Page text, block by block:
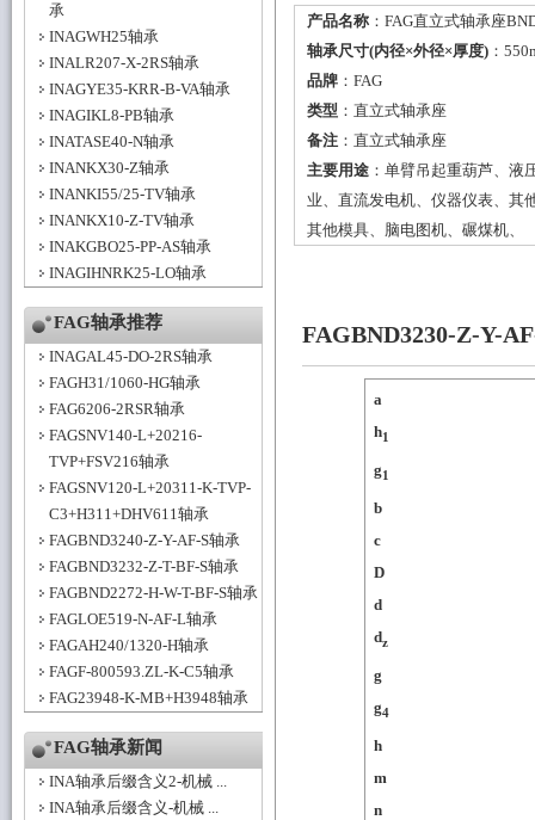
承
INAGWH25轴承
INALR207-X-2RS轴承
INAGYE35-KRR-B-VA轴承
INAGIKL8-PB轴承
INATASE40-N轴承
INANKX30-Z轴承
INANKI55/25-TV轴承
INANKX10-Z-TV轴承
INAKGBO25-PP-AS轴承
INAGIHNRK25-LO轴承
FAG轴承推荐
INAGAL45-DO-2RS轴承
FAGH31/1060-HG轴承
FAG6206-2RSR轴承
FAGSNV140-L+20216-
TVP+FSV216轴承
FAGSNV120-L+20311-K-TVP-
C3+H311+DHV611轴承
FAGBND3240-Z-Y-AF-S轴承
FAGBND3232-Z-T-BF-S轴承
FAGBND2272-H-W-T-BF-S轴承
FAGLOE519-N-AF-L轴承
FAGAH240/1320-H轴承
FAGF-800593.ZL-K-C5轴承
FAG23948-K-MB+H3948轴承
FAG轴承新闻
INA轴承后缀含义2-机械 ...
INA轴承后缀含义-机械 ...
产品名称 ：FAG直立式轴承座
轴承尺寸(内径×外径×厚度) ：
品牌 ： FAG
类型 ： 直立式轴承座
备注 ：直立式轴承座
主要用途 ：单臂吊起重葫芦、液
业、直流发电机、仪器仪表、其
其他模具、脑电图机、碾煤机、
FAGBND3230-Z-Y-
a
h1
g1
b
c
D
d
dz
g
g4
h
m
n